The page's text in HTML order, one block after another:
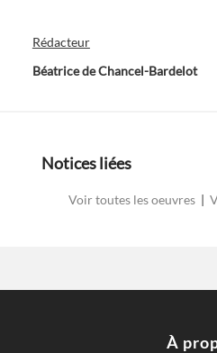
Rédacteur
Béatrice de Chancel-Bardelot
Notices liées
Voir toutes les oeuvres |
À